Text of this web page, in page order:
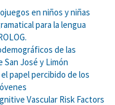
en niños y niñas
para la lengua
de las
José y Limón
papel percibido de los
Vascular Risk Factors